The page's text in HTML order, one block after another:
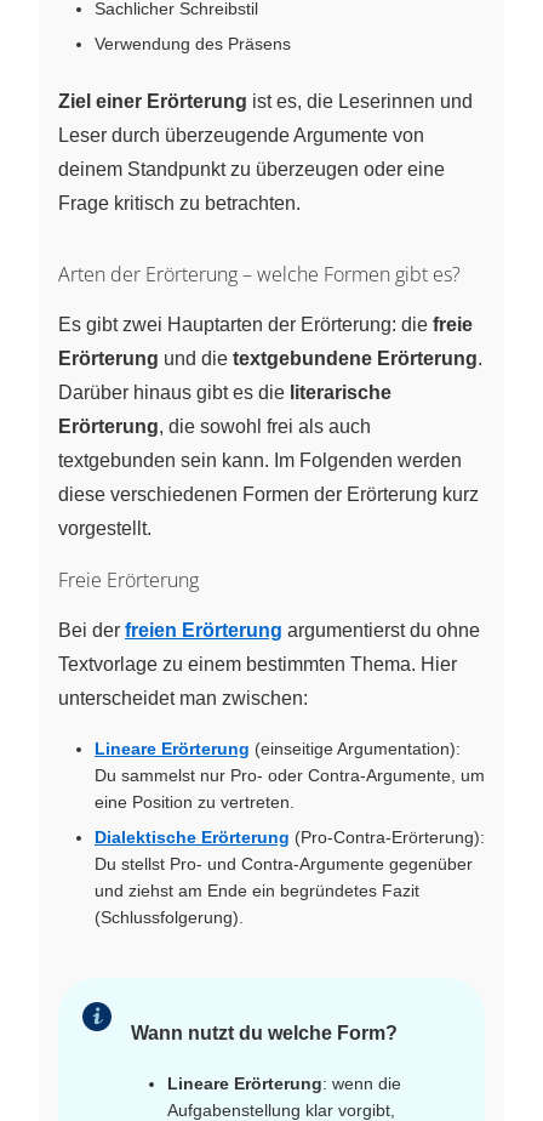
Sachlicher Schreibstil
Verwendung des Präsens
Ziel einer Erörterung ist es, die Leserinnen und
Leser durch überzeugende Argumente von
deinem Standpunkt zu überzeugen oder eine
Frage kritisch zu betrachten.
Arten der Erörterung – welche Formen gibt es?
Es gibt zwei Hauptarten der Erörterung: die freie
Erörterung und die textgebundene Erörterung.
Darüber hinaus gibt es die literarische
Erörterung, die sowohl frei als auch
textgebunden sein kann. Im Folgenden werden
diese verschiedenen Formen der Erörterung kurz
vorgestellt.
Freie Erörterung
Bei der freien Erörterung argumentierst du ohne
Textvorlage zu einem bestimmten Thema. Hier
unterscheidet man zwischen:
Lineare Erörterung (einseitige Argumentation):
Du sammelst nur Pro- oder Contra-Argumente, um
eine Position zu vertreten.
Dialektische Erörterung (Pro-Contra-Erörterung):
Du stellst Pro- und Contra-Argumente gegenüber
und ziehst am Ende ein begründetes Fazit
(Schlussfolgerung).
Wann nutzt du welche Form?
Lineare Erörterung: wenn die
Aufgabenstellung klar vorgibt,